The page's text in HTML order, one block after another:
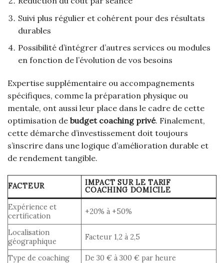
Suivi plus régulier et cohérent pour des résultats
durables
Possibilité d’intégrer d’autres services ou modules
en fonction de l’évolution de vos besoins
Expertise supplémentaire ou accompagnements
spécifiques, comme la préparation physique ou
mentale, ont aussi leur place dans le cadre de cette
optimisation de budget coaching privé. Finalement,
cette démarche d’investissement doit toujours
s’inscrire dans une logique d’amélioration durable et
de rendement tangible.
FACTEUR
IMPACT SUR LE TARIF
COACHING DOMICILE
Expérience et
certification
+20% à +50%
Localisation
géographique
Facteur 1,2 à 2,5
Type de coaching
De 30 € à 300 € par heure